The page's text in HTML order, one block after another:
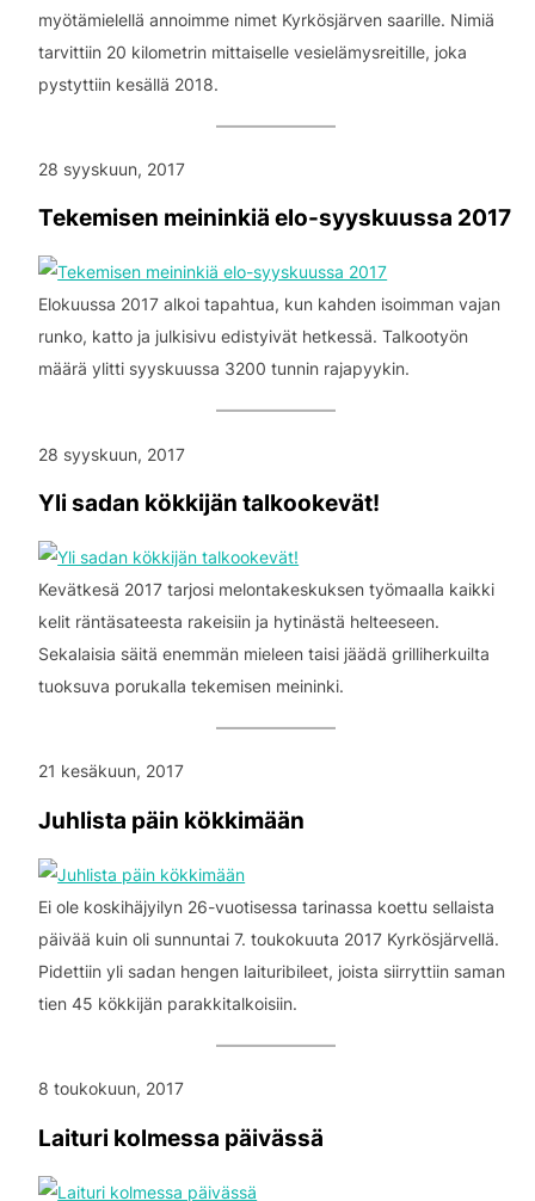
myötämielellä annoimme nimet Kyrkösjärven saarille. Nimiä
tarvittiin 20 kilometrin mittaiselle vesielämysreitille, joka
pystyttiin kesällä 2018.
28 syyskuun, 2017
Tekemisen meininkiä elo-syyskuussa 2017
Elokuussa 2017 alkoi tapahtua, kun kahden isoimman vajan
runko, katto ja julkisivu edistyivät hetkessä. Talkootyön
määrä ylitti syyskuussa 3200 tunnin rajapyykin.
28 syyskuun, 2017
Yli sadan kökkijän talkookevät!
Kevätkesä 2017 tarjosi melontakeskuksen työmaalla kaikki
kelit räntäsateesta rakeisiin ja hytinästä helteeseen.
Sekalaisia säitä enemmän mieleen taisi jäädä grilliherkuilta
tuoksuva porukalla tekemisen meininki.
21 kesäkuun, 2017
Juhlista päin kökkimään
Ei ole koskihäjyilyn 26-vuotisessa tarinassa koettu sellaista
päivää kuin oli sunnuntai 7. toukokuuta 2017 Kyrkösjärvellä.
Pidettiin yli sadan hengen laituribileet, joista siirryttiin saman
tien 45 kökkijän parakkitalkoisiin.
8 toukokuun, 2017
Laituri kolmessa päivässä